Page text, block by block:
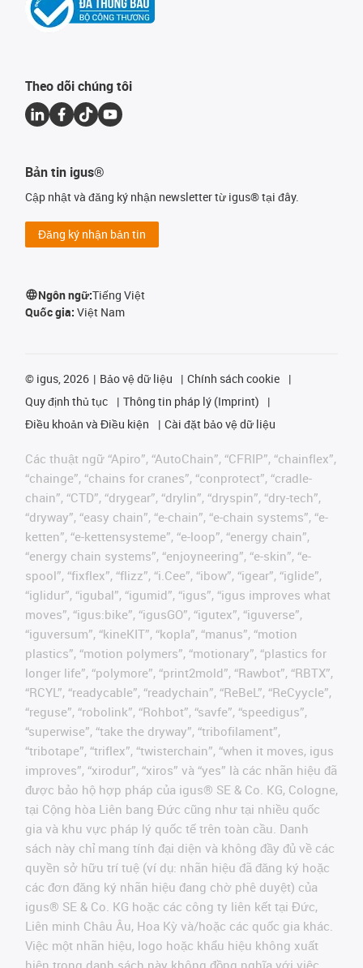
Theo dõi chúng tôi
Bản tin igus®
Cập nhật và đăng ký nhận newsletter từ igus® tại đây.
Đăng ký nhận bản tin
Ngôn ngữ:Tiếng Việt
Quốc gia: Việt Nam
© igus, 2026 Bảo vệ dữ liệu
Chính sách cookie
Quy định thủ tục
Thông tin pháp lý (Imprint)
Điều khoản và Điều kiện
Cài đặt bảo vệ dữ liệu
Các thuật ngữ “Apiro”, “AutoChain”, “CFRIP”, “chainflex”,
“chainge”, “chains for cranes”, “conprotect”, “cradle-
chain”, “CTD”, “drygear”, “drylin”, “dryspin”, “dry-tech”,
“dryway”, “easy chain”, “e-chain”, “e-chain systems”, “e-
ketten”, “e-kettensysteme”, “e-loop”, “energy chain”,
“energy chain systems”, “enjoyneering”, “e-skin”, “e-
spool”, “fixflex”, “flizz”, “i.Cee”, “ibow”, “igear”, “iglide”,
“iglidur”, “igubal”, “igumid”, “igus”, “igus improves what
moves”, “igus:bike”, “igusGO”, “igutex”, “iguverse”,
“iguversum”, “kineKIT”, “kopla”, “manus”, “motion
plastics”, “motion polymers”, “motionary”, “plastics for
longer life”, “polymore”, “print2mold”, “Rawbot”, “RBTX”,
“RCYL”, “readycable”, “readychain”, “ReBeL”, “ReCyycle”,
“reguse”, “robolink”, “Rohbot”, “savfe”, “speedigus”,
“superwise”, “take the dryway”, “tribofilament”,
“tribotape”, “triflex”, “twisterchain”, “when it moves, igus
improves”, “xirodur”, “xiros” và “yes” là các nhãn hiệu đã
được bảo hộ hợp pháp của igus® SE & Co. KG, Cologne,
tại Cộng hòa Liên bang Đức cũng như tại nhiều quốc
gia và khu vực pháp lý quốc tế trên toàn cầu. Danh
sách này chỉ mang tính đại diện và không đầy đủ về các
quyền sở hữu trí tuệ (ví dụ: nhãn hiệu đã đăng ký hoặc
các đơn đăng ký nhãn hiệu đang chờ phê duyệt) của
igus® SE & Co. KG hoặc các công ty liên kết tại Đức,
Liên minh Châu Âu, Hoa Kỳ và/hoặc các quốc gia khác.
Việc một nhãn hiệu, logo hoặc khẩu hiệu không xuất
hiện trong danh sách này không đồng nghĩa với việc